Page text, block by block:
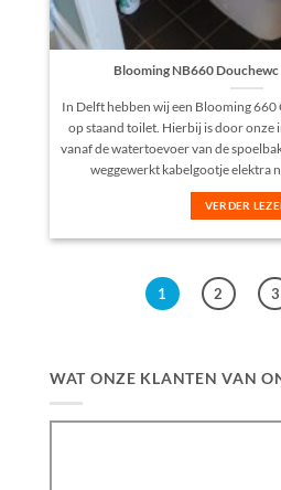
Blooming NB660
In Delft hebben wij een Blooming
op staand toilet. Hierbij is door onze
vanaf de watertoevoer van de
weggewerkt kabelgootje elektra
VERDER
1 2 3
WAT ONZE KLANTEN VAN